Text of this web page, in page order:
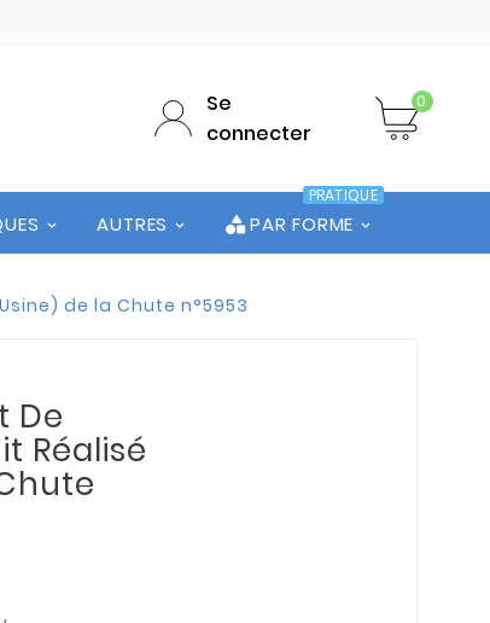
Se
connecter
0
AUTRES PAR FORME
PRATIQUE
de la Chute n°5953
De
Réalisé